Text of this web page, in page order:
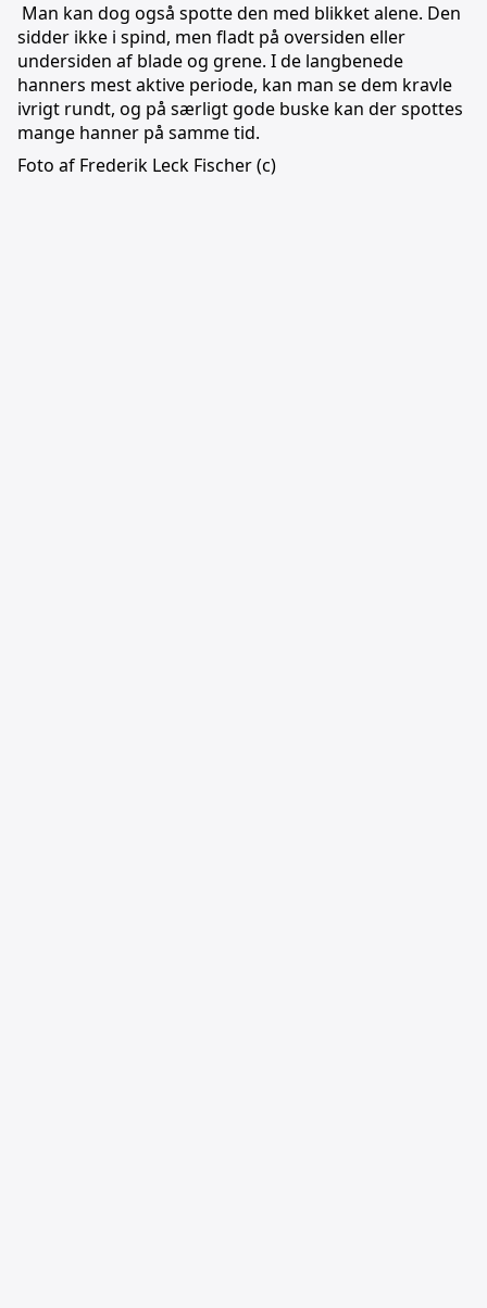
Man kan dog også spotte den med blikket alene. Den
sidder ikke i spind, men fladt på oversiden eller
undersiden af blade og grene. I de langbenede
hanners mest aktive periode, kan man se dem kravle
ivrigt rundt, og på særligt gode buske kan der spottes
mange hanner på samme tid.
Foto af Frederik Leck Fischer (c)